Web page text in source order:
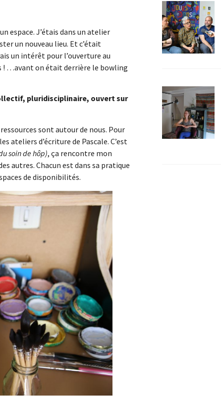
espace. J’étais dans un atelier
un nouveau lieu. Et c’était
un intérêt pour l’ouverture au
! …avant on était derrière le bowling
pluridisciplinaire, ouvert sur
sont autour de nous. Pour
ateliers d’écriture de Pascale. C’est
soin de hôp), ça rencontre mon
autres. Chacun est dans sa pratique
de disponibilités.